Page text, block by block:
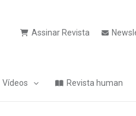
Assinar Revista
Vídeos Revista human